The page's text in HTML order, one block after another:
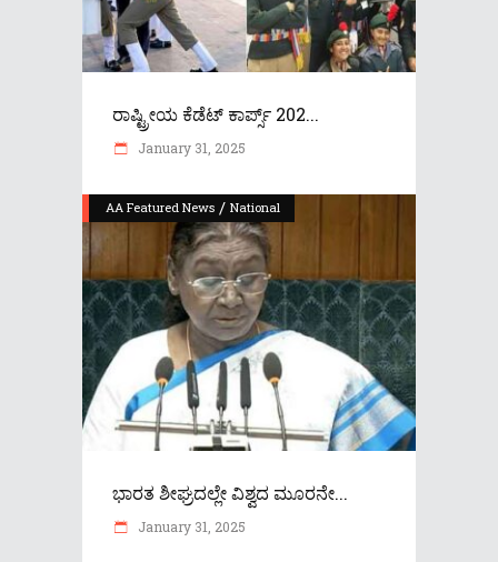
ರಾಷ್ಟ್ರೀಯ ಕೆಡೆಟ್ ಕಾರ್ಪ್ಸ್ 202...
January 31, 2025
AA Featured News / National
ಭಾರತ ಶೀಘ್ರದಲ್ಲೇ ವಿಶ್ವದ ಮೂರನೇ...
January 31, 2025